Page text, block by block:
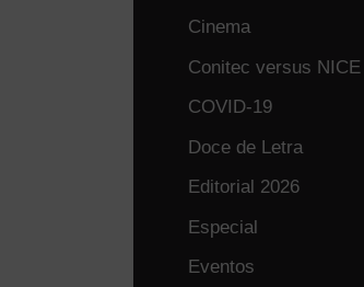
Cinema
Conitec versus NICE
COVID-19
Doce de Letra
Editorial 2026
Especial
Eventos